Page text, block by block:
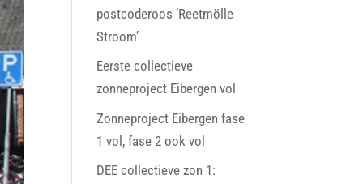
postcoderoos ‘Reetmölle
Stroom’
Eerste collectieve
zonneproject Eibergen vol
Zonneproject Eibergen fase
1 vol, fase 2 ook vol
DEE collectieve zon 1: